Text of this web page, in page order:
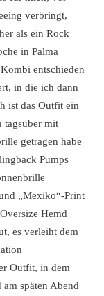
verbringt,
als ein Rock
in Palma
entschieden
in die ich dann
ist das Outfit ein
tagsüber mit
getragen habe
Pumps
„Mexiko“-Print
Hemd
es verleiht dem
Outfit, in dem
späten Abend